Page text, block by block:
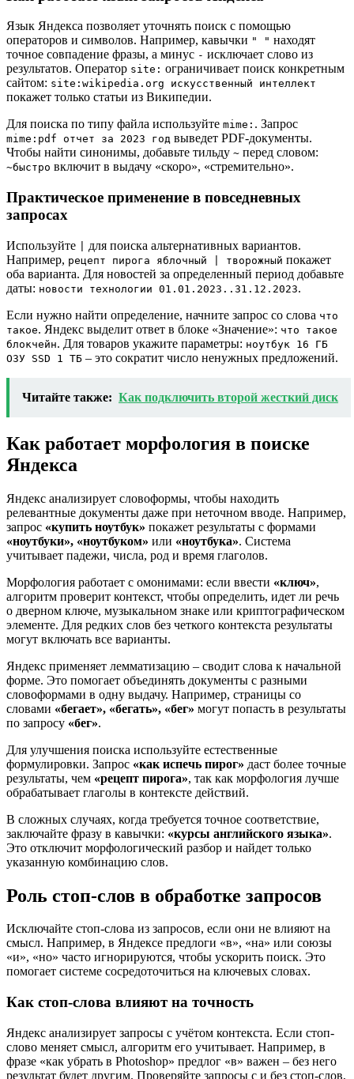
Язык Яндекса позволяет уточнять поиск с помощью
операторов и символов. Например, кавычки " " находят
точное совпадение фразы, а минус - исключает слово из
результатов. Оператор site: ограничивает поиск конкретным
сайтом: site:wikipedia.org искусственный интеллект
покажет только статьи из Википедии.
Для поиска по типу файла используйте mime: . Запрос
mime:pdf отчет за 2023 год выведет PDF-документы.
Чтобы найти синонимы, добавьте тильду ~ перед словом:
~быстро включит в выдачу «скоро», «стремительно».
Практическое применение в повседневных
запросах
Используйте
для поиска альтернативных вариантов.
Например, рецепт пирога яблочный | творожный покажет
оба варианта. Для новостей за определенный период добавьте
даты: новости технологии 01.01.2023..31.12.2023.
Если нужно найти определение, начните запрос со слова что
такое. Яндекс выделит ответ в блоке «Значение»: что такое
блокчейн. Для товаров укажите параметры: ноутбук 16 ГБ
ОЗУ SSD 1 ТБ – это сократит число ненужных предложений.
Читайте также: Как подключить второй жесткий диск
Как работает морфология в поиске
Яндекса
Яндекс анализирует словоформы, чтобы находить
релевантные документы даже при неточном вводе. Например,
запрос «купить ноутбук» покажет результаты с формами
«ноутбуки», «ноутбуком» или «ноутбука». Система
учитывает падежи, числа, род и время глаголов.
Морфология работает с омонимами: если ввести «ключ»,
алгоритм проверит контекст, чтобы определить, идет ли речь
о дверном ключе, музыкальном знаке или криптографическом
элементе. Для редких слов без четкого контекста результаты
могут включать все варианты.
Яндекс применяет лемматизацию – сводит слова к начальной
форме. Это помогает объединять документы с разными
словоформами в одну выдачу. Например, страницы со
словами «бегает», «бегать», «бег» могут попасть в результаты
по запросу «бег».
Для улучшения поиска используйте естественные
формулировки. Запрос «как испечь пирог» даст более точные
результаты, чем «рецепт пирога», так как морфология лучше
обрабатывает глаголы в контексте действий.
В сложных случаях, когда требуется точное соответствие,
заключайте фразу в кавычки: «курсы английского языка».
Это отключит морфологический разбор и найдет только
указанную комбинацию слов.
Роль стоп-слов в обработке запросов
Исключайте стоп-слова из запросов, если они не влияют на
смысл. Например, в Яндексе предлоги «в», «на» или союзы
«и», «но» часто игнорируются, чтобы ускорить поиск. Это
помогает системе сосредоточиться на ключевых словах.
Как стоп-слова влияют на точность
Яндекс анализирует запросы с учётом контекста. Если стоп-
слово меняет смысл, алгоритм его учитывает. Например, в
фразе «как убрать в Photoshop» предлог «в» важен – без него
результат будет другим. Проверяйте запросы с и без стоп-слов,